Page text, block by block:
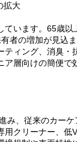
拡大
ています。65歳
者の増加が見込
ィング、消臭・
層向けの簡便で
み、従来のカー
クリーナー、低